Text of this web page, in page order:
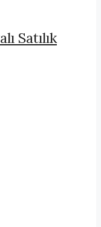
Satılık